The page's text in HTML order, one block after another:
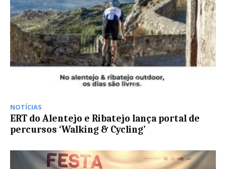
NOTÍCIAS
ERT do Alentejo e Ribatejo lança portal de
percursos ‘Walking & Cycling’